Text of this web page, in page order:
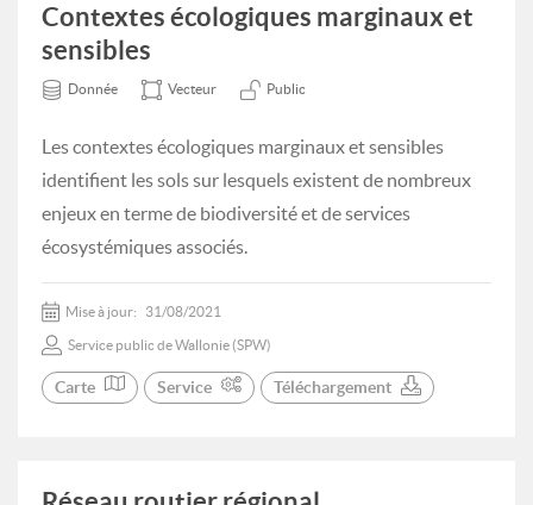
Contextes écologiques marginaux et
sensibles
Donnée Vecteur Public
Les contextes écologiques marginaux et sensibles
identifient les sols sur lesquels existent de nombreux
enjeux en terme de biodiversité et de services
écosystémiques associés.
Mise à jour: 31/08/2021
Service public de Wallonie (SPW)
Carte Service Téléchargement